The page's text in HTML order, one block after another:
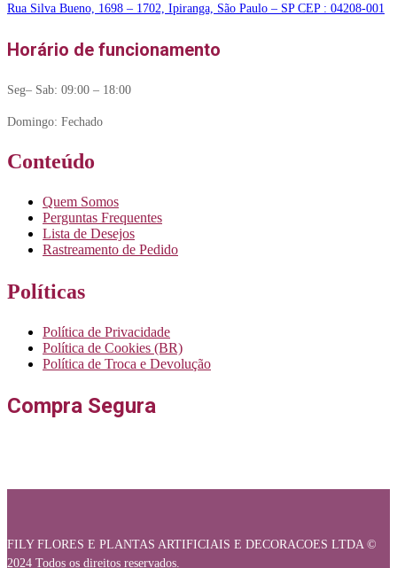
Rua Silva Bueno, 1698 – 1702, Ipiranga, São Paulo – SP CEP : 04208-001
Horário de funcionamento
Seg– Sab: 09:00 – 18:00
Domingo: Fechado
Conteúdo
Quem Somos
Perguntas Frequentes
Lista de Desejos
Rastreamento de Pedido
Políticas
Política de Privacidade
Política de Cookies (BR)
Política de Troca e Devolução
Compra Segura
FILY FLORES E PLANTAS ARTIFICIAIS E DECORACOES LTDA ©
2024 Todos os direitos reservados.